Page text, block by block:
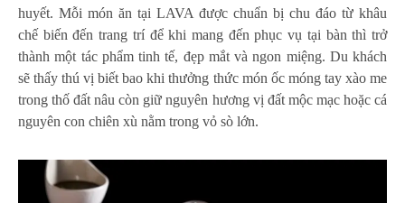
huyết. Mỗi món ăn tại LAVA được chuẩn bị chu đáo từ khâu
chế biến đến trang trí để khi mang đến phục vụ tại bàn thì trở
thành một tác phẩm tinh tế, đẹp mắt và ngon miệng. Du khách
sẽ thấy thú vị biết bao khi thưởng thức món ốc móng tay xào me
trong thố đất nâu còn giữ nguyên hương vị đất mộc mạc hoặc cá
nguyên con chiên xù nằm trong vỏ sò lớn.